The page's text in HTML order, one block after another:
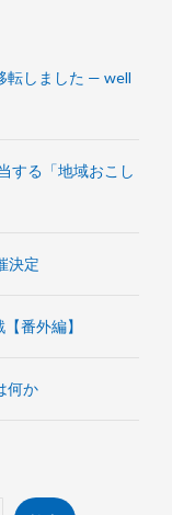
転しました — well
する「地域おこし
決定
番外編】
何か